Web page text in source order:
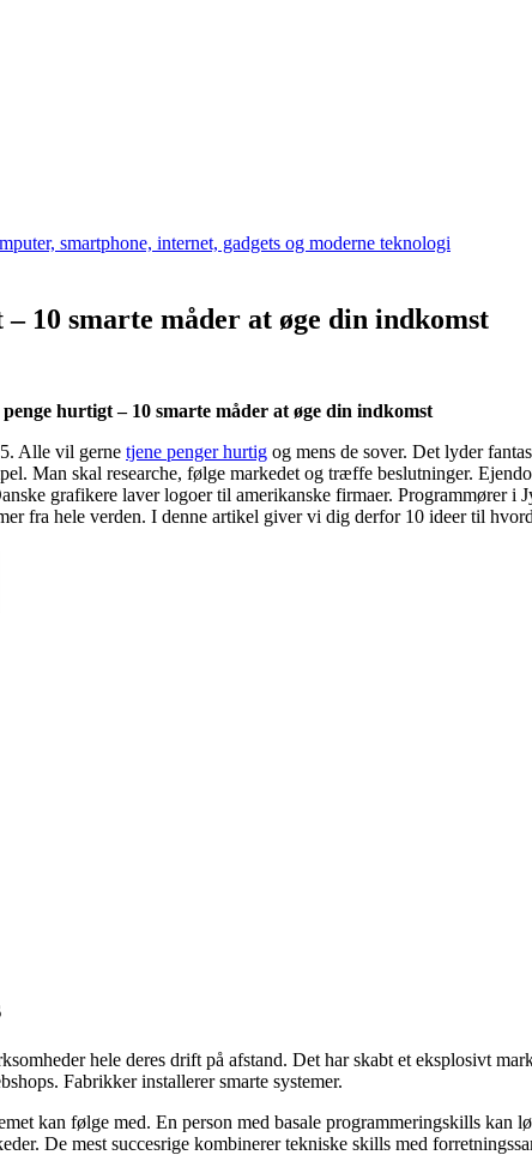
10 smarte måder at øge din indkomst
hurtigt – 10 smarte måder at øge din indkomst
Alle vil gerne tjene penger hurtig og mens de sover. Det lyder
Man skal researche, følge markedet og træffe beslutninger.
grafikere laver logoer til amerikanske firmaer. Programmører
fra hele verden. I denne artikel giver vi dig derfor 10 ideer til
hele deres drift på afstand. Det har skabt et eksplosivt
Fabrikker installerer smarte systemer.
kan følge med. En person med basale programmeringskills
De mest succesrige kombinerer tekniske skills med